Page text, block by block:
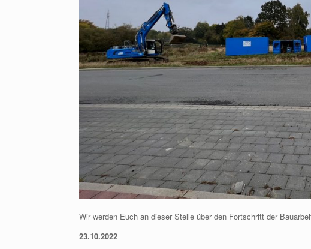
Wir werden Euch an dieser Stelle über den Fortschritt der
23.10.2022